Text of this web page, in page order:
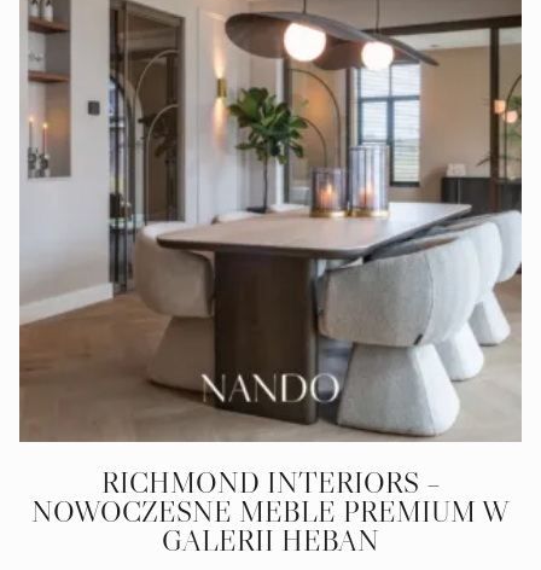
RICHMOND INTERIORS –
NOWOCZESNE MEBLE PREMIUM W
GALERII HEBAN